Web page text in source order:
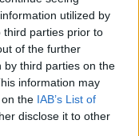
utilized by
third parties prior to
of the further
by third parties on the
information may
the IAB’s List of
disclose it to other
rivelarsi il super
secondo i
è possibilità
L’approdo
Milano è proposto a